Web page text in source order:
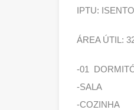
IPTU: ISENTO
ÁREA ÚTIL:
-01
-SALA
-COZINHA